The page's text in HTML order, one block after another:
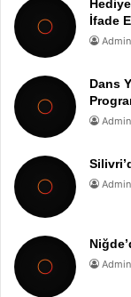
İfade
Admin
Dans
Admin
Admin
Admin